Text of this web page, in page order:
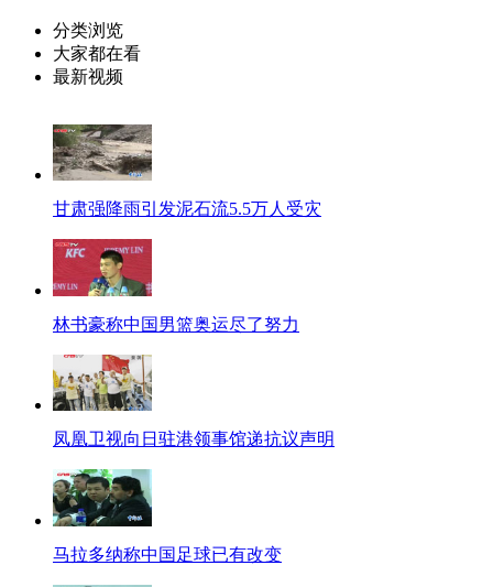
分类浏览
大家都在看
最新视频
甘肃强降雨引发泥石流5.5万人受灾
林书豪称中国男篮奥运尽了努力
凤凰卫视向日驻港领事馆递抗议声明
马拉多纳称中国足球已有改变